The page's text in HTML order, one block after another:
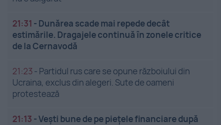
21:31 - Dunărea scade mai repede decât
estimările. Dragajele continuă în zonele critice
de la Cernavodă
21:23 - Partidul rus care se opune războiului din
Ucraina, exclus din alegeri. Sute de oameni
protestează
21:13 -Vești bune de pe piețele financiare după